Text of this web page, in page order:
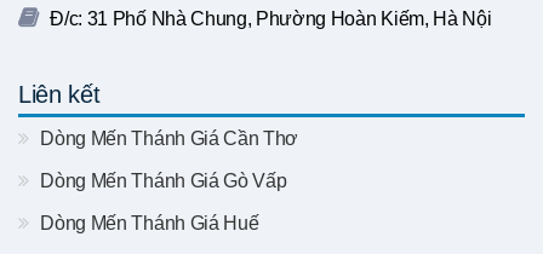
Đ/c: 31 Phố Nhà Chung, Phường Hoàn Kiếm, Hà Nội
Liên kết
Dòng Mến Thánh Giá Cần Thơ
Dòng Mến Thánh Giá Gò Vấp
Dòng Mến Thánh Giá Huế